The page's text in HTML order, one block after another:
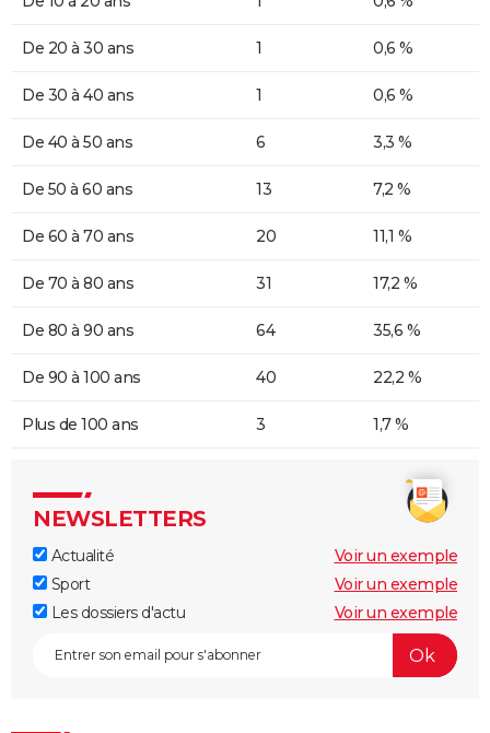
De 20 à 30 ans 1 0,6 %
De 30 à 40 ans 1 0,6 %
De 40 à 50 ans 6 3,3 %
De 50 à 60 ans 13 7,2 %
De 60 à 70 ans 20 11,1 %
De 70 à 80 ans 31 17,2 %
De 80 à 90 ans 64 35,6 %
De 90 à 100 ans 40 22,2 %
Plus de 100 ans 3 1,7 %
NEWSLETTERS
Actualité
Voir un exemple
Sport
Voir un exemple
Les dossiers d'actu
Voir un exemple